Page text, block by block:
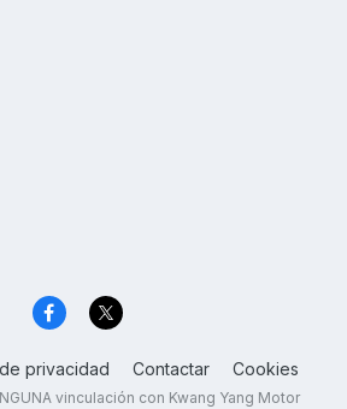
privacidad Contactar Cookies
vinculación con Kwang Yang Motor